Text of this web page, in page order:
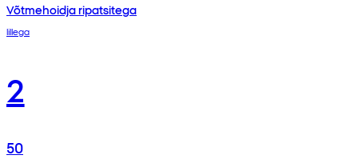
Võtmehoidja ripatsitega
lillega
2
50